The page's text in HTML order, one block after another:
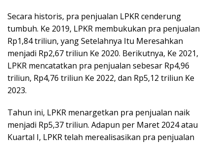
Secara historis, pra penjualan LPKR cenderung
tumbuh. Ke 2019, LPKR membukukan pra penjualan
Rp1,84 triliun, yang Setelahnya Itu Meresahkan
menjadi Rp2,67 triliun Ke 2020. Berikutnya, Ke 2021,
LPKR mencatatkan pra penjualan sebesar Rp4,96
triliun, Rp4,76 triliun Ke 2022, dan Rp5,12 triliun Ke
2023.
Tahun ini, LPKR menargetkan pra penjualan naik
menjadi Rp5,37 triliun. Adapun per Maret 2024 atau
Kuartal I, LPKR telah merealisasikan pra penjualan